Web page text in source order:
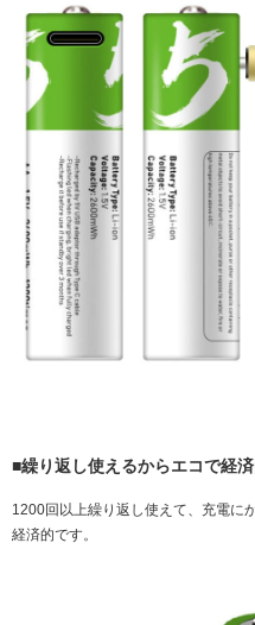
■繰り返し使えるからエコで経
1200回以上繰り返し使えて、充電に
経済的です。